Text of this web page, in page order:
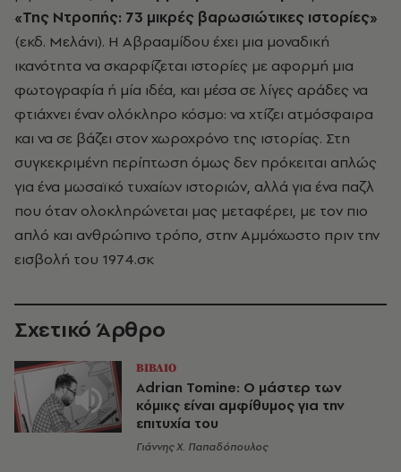
«Της Ντροπής: 73 μικρές βαρωσιώτικες ιστορίες»
(εκδ. Μελάνι). Η Αβρααμίδου έχει μια μοναδική
ικανότητα να σκαρφίζεται ιστορίες με αφορμή μια
φωτογραφία ή μία ιδέα, και μέσα σε λίγες αράδες να
φτιάχνει έναν ολόκληρο κόσμο: να χτίζει ατμόσφαιρα
και να σε βάζει στον χωροχρόνο της ιστορίας. Στη
συγκεκριμένη περίπτωση όμως δεν πρόκειται απλώς
για ένα μωσαϊκό τυχαίων ιστοριών, αλλά για ένα παζλ
που όταν ολοκληρώνεται μας μεταφέρει, με τον πιο
απλό και ανθρώπινο τρόπο, στην Αμμόχωστο πριν την
εισβολή του 1974.σκ
Σχετικό Άρθρο
ΒΙΒΛΙΟ
Adrian Tomine: Ο μάστερ των
κόμικς είναι αμφίθυμος για την
επιτυχία του
Γιάννης Χ. Παπαδόπουλος